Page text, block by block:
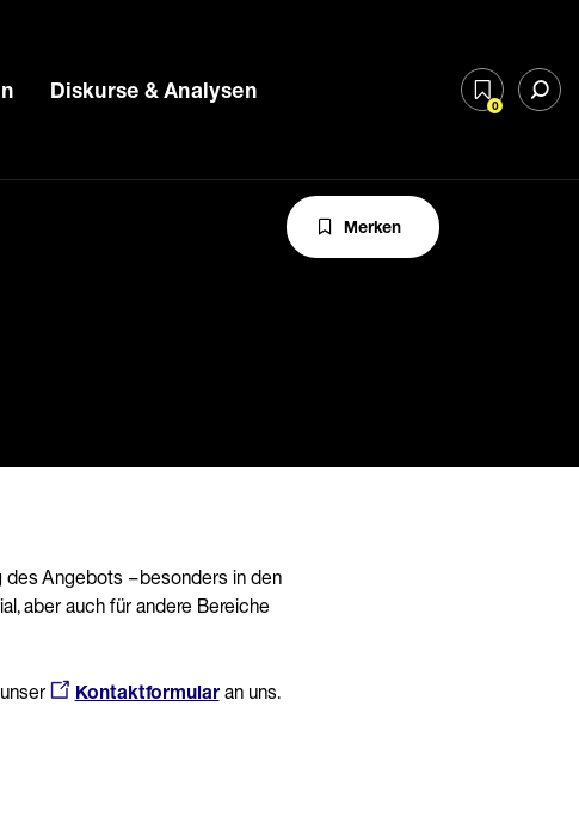
Diskurse & Analysen
0
Merken
des Angebots – besonders in den
aber auch für andere Bereiche
Kontaktformularan uns.